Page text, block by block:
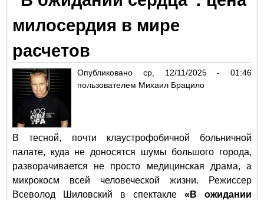
милосердия в мире
расчетов
Опубликовано ср, 12/11/2025 - 01:46
пользователем Михаил Брацило
В тесной, почти клаустрофобичной больничной
палате, куда не доносятся шумы большого города,
разворачивается не просто медицинская драма, а
микрокосм всей человеческой жизни. Режиссер
Всеволод Шиловский в спектакле «В ожидании